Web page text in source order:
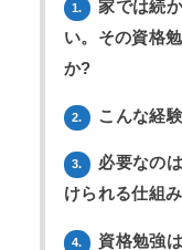
1.
家では続
い。その資格
か?
2. こんな経
3.
必要なの
けられる仕組
4.
資格勉強